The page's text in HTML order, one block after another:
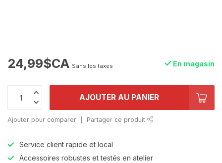
24,99$CA Sans les taxes En magasin
AJOUTER AU PANIER
Ajouter pour comparer Partager ce produit
Service client rapide et local
Accessoires robustes et testés en atelier